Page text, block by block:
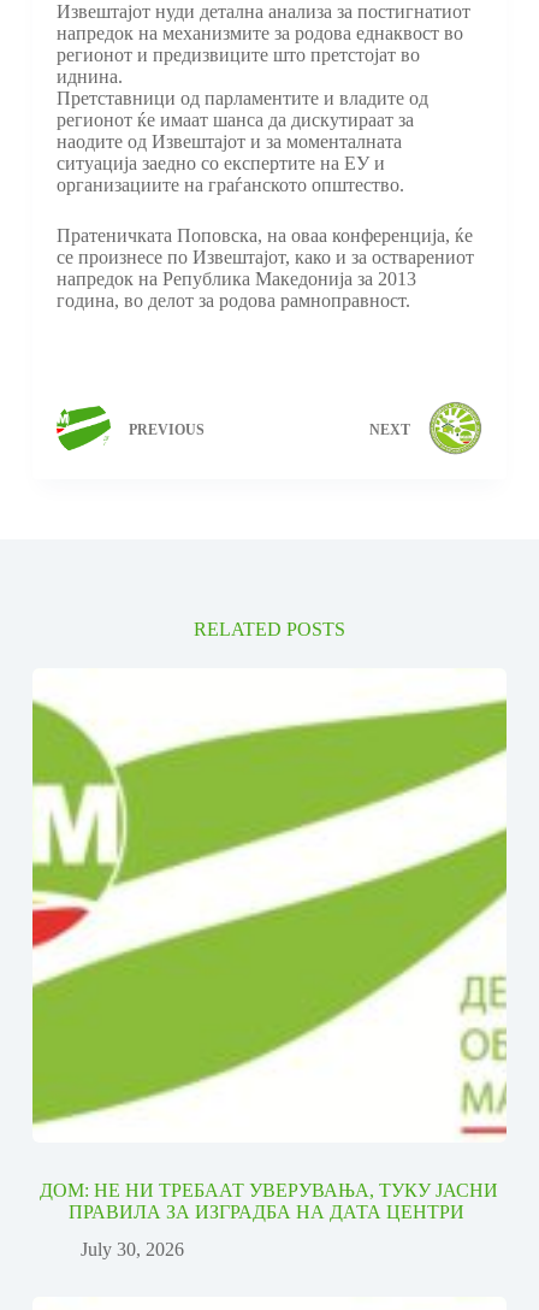
Извештајот нуди детална анализа за постигнатиот
напредок на механизмите за родова еднаквост во
регионот и предизвиците што претстојат во
иднина.
Претставници од парламентите и владите од
регионот ќе имаат шанса да дискутираат за
наодите од Извештајот и за моменталната
ситуација заедно со експертите на ЕУ и
организациите на граѓанското општество.
Пратеничката Поповска, на оваа конференција, ќе
се произнесе по Извештајот, како и за остварениот
напредок на Република Македонија за 2013
година, во делот за родова рамноправност.
PREVIOUS NEXT
RELATED POSTS
ДОМ: НЕ НИ ТРЕБААТ УВЕРУВАЊА, ТУКУ ЈАСНИ
ПРАВИЛА ЗА ИЗГРАДБА НА ДАТА ЦЕНТРИ
July 30, 2026